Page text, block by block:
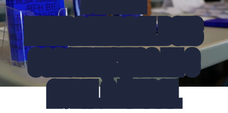
INTERNATIONAL BOIS
CONSTRUCTION LE 6
AVRIL À ÉPINAL